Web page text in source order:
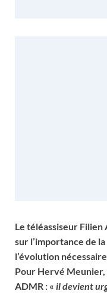
Le téléassiseur
sur l’importance de
l’évolution
Pour Hervé
ADMR : « il devient